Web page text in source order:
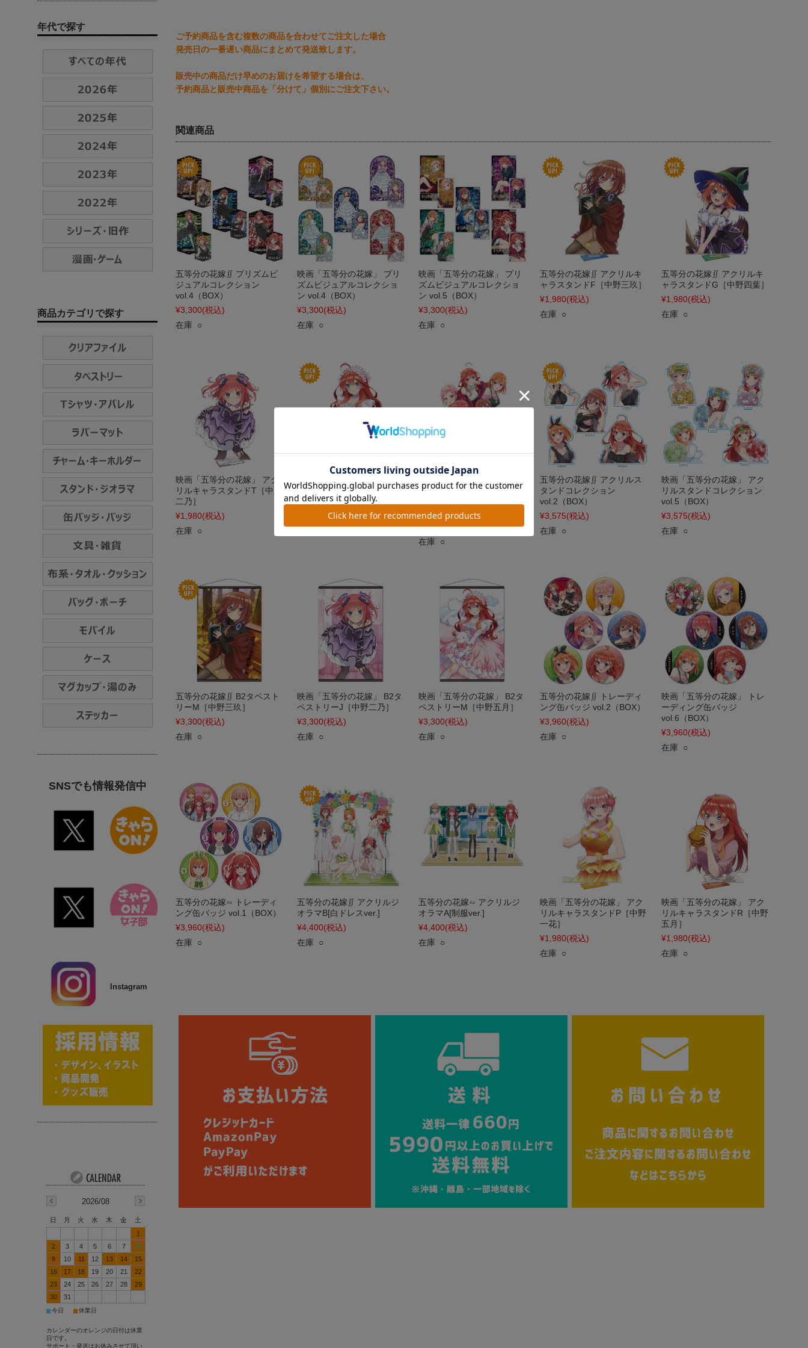
ご予約商品を含む複数の商品を合わせてご注文した場合
発売日の一番遅い商品にまとめて発送致します。
販売中の商品だけ早めのお届けを希望する場合は、
予約商品と販売中商品を「分けて」個別にご注文下さい。
関連商品
五等分の花嫁∬ プリズムビ
ジュアルコレクション
vol.4（BOX）
¥3,300(税込)
在庫 ○
映画「五等分の花嫁」 プリ
ズムビジュアルコレクショ
ン vol.4（BOX）
¥3,300(税込)
在庫 ○
映画「五等分の花嫁」 プリ
ズムビジュアルコレクショ
ン vol.5（BOX）
¥3,300(税込)
在庫 ○
五等分の花嫁∬ アクリルキ
ャラスタンドF［中野三玖］
¥1,980(税込)
在庫 ○
五等分の花嫁∬ アクリルキ
ャラスタンドG［中野四葉］
¥1,980(税込)
在庫 ○
映画「五等分の花嫁」 アク
リルキャラスタンドT［中野
二乃］
¥1,980(税込)
在庫 ○
リルキャラスタンドW［中
野五月］
(税込)
リルキャラスタンドX［一花
月］
¥1,980(税込)
在庫 ○
五等分の花嫁∬ アクリルス
タンドコレクション
vol.2（BOX）
¥3,575(税込)
在庫 ○
映画「五等分の花嫁」 アク
リルスタンドコレクション
vol.5（BOX）
¥3,575(税込)
在庫 ○
五等分の花嫁∬ B2タペスト
リーM［中野三玖］
¥3,300(税込)
在庫 ○
映画「五等分の花嫁」 B2タ
ペストリーJ［中野二乃］
¥3,300(税込)
在庫 ○
映画「五等分の花嫁」 B2タ
ペストリーM［中野五月］
¥3,300(税込)
在庫 ○
五等分の花嫁∬ トレーディ
ング缶バッジ vol.2（BOX）
¥3,960(税込)
在庫 ○
映画「五等分の花嫁」 トレ
ーディング缶バッジ
vol.6（BOX）
¥3,960(税込)
在庫 ○
五等分の花嫁∽ トレーディ
ング缶バッジ vol.1（BOX）
¥3,960(税込)
在庫 ○
五等分の花嫁∬ アクリルジ
オラマB[白ドレスver.]
¥4,400(税込)
在庫 ○
五等分の花嫁∽ アクリルジ
オラマA[制服ver.]
¥4,400(税込)
在庫 ○
映画「五等分の花嫁」 アク
リルキャラスタンドP［中野
一花］
¥1,980(税込)
在庫 ○
映画「五等分の花嫁」 アク
リルキャラスタンドR［中野
五月］
¥1,980(税込)
在庫 ○
年代で探す
商品カテゴリで探す
SNSでも情報発信中
Instagram
2026/08
日 月 火 水 木 金
土
1
2
3 4 5 6 7
8
9
10 11 12 13 14
15
16
17 18 19 20 21
22
23
24 25 26 27 28
29
30
31
■今日 ■休業日
カレンダーのオレンジの日付は休業
日です。
サポート・発送はお休みさせて頂い